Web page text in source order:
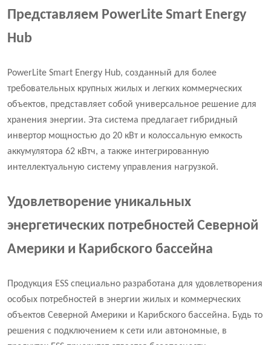
Представляем PowerLite Smart Energy
Hub
PowerLite Smart Energy Hub, созданный для более
требовательных крупных жилых и легких коммерческих
объектов, представляет собой универсальное решение для
хранения энергии. Эта система предлагает гибридный
инвертор мощностью до 20 кВт и колоссальную емкость
аккумулятора 62 кВтч, а также интегрированную
интеллектуальную систему управления нагрузкой.
Удовлетворение уникальных
энергетических потребностей Северной
Америки и Карибского бассейна
Продукция ESS специально разработана для удовлетворения
особых потребностей в энергии жилых и коммерческих
объектов Северной Америки и Карибского бассейна. Будь то
решения с подключением к сети или автономные, в